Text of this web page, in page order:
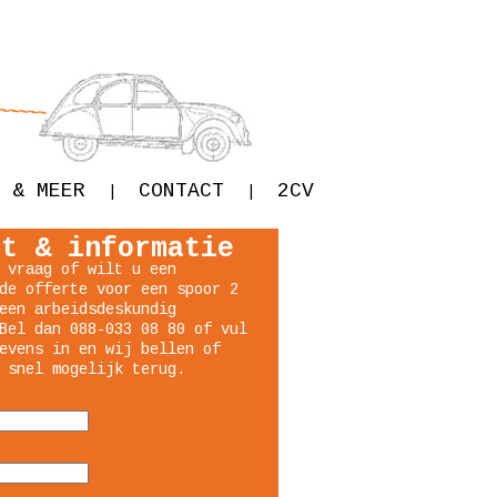
& MEER CONTACT 2CV
& informatie
vraag of wilt u een
offerte voor een spoor 2
arbeidsdeskundig
Bel dan 088-033 08 80 of vul
in en wij bellen of
snel mogelijk terug.